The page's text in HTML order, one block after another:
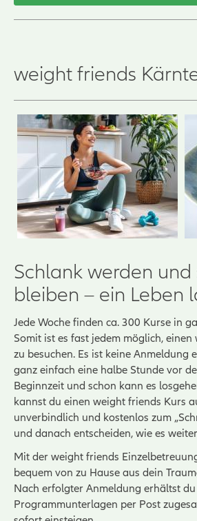
weight friends
Schlank werden
bleiben – ein Leben
Jede Woche finden ca. 300 Kurse in
Somit ist es fast jedem möglich,
zu besuchen. Es ist keine Anmeldung
ganz einfach eine halbe Stunde vor
Beginnzeit und schon kann es
kannst du einen weight friends Kurs
unverbindlich und kostenlos zum
und danach entscheiden, wie es
Mit der weight friends
bequem von zu Hause aus dein
Nach erfolgter Anmeldung erhältst
Programmunterlagen per Post